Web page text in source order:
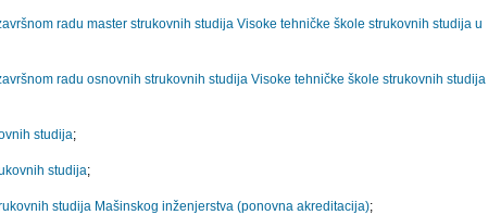
radu master strukovnih studija Visoke tehničke škole strukovnih studija u
radu osnovnih strukovnih studija Visoke tehničke škole strukovnih studija
studija;
studija;
studija Mašinskog inženjerstva (ponovna akreditacija);